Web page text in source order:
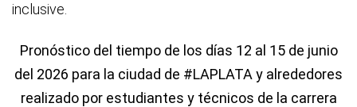
inclusive.
Pronóstico del tiempo de los días 12 al 15 de junio
del 2026 para la ciudad de #LAPLATA y alrededores
realizado por estudiantes y técnicos de la carrera